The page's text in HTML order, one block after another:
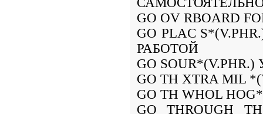
GO OV RBOARD
GO PLAC
РАБОТОЙ
GO
GO TH XTRA MIL
GO TH WHOL
GO THROUGH